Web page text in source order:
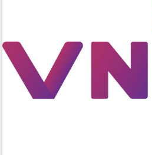
tâm đạt được mục tiêu tăng trưởng
hai con số trong năm 2026
Tổ chức trang trọng Lễ hội Đền thờ
Lương Văn Chánh năm 2026
Phó Bí thư Tỉnh ủy Đắk Lắk Đỗ Hữu